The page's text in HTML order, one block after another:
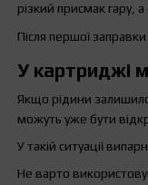
різкий присмак гару,
Після першої
У картриджі
Якщо рідини
можуть уже бути
У такій ситуації
Не варто